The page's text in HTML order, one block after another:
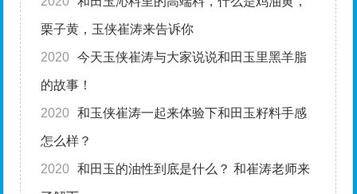
栗子黄，玉侠崔涛来告诉你
2020 今天玉侠崔涛与大家说说和田玉里黑羊脂
的故事！
2020 和玉侠崔涛一起来体验下和田玉籽料手感
怎么样？
2020 和田玉的油性到底是什么？ 和崔涛老师来